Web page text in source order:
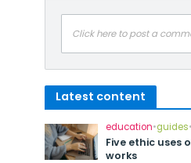
Click here to post a
Latest content
education•guides
Five ethic uses
works